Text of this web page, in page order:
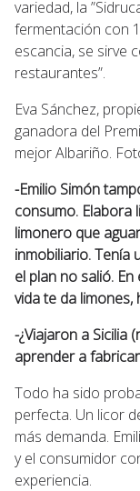
variedad, la
fermentación con
escancia, se sirve
restaurantes”.
Eva Sánchez,
ganadora del
mejor Albariño.
-Emilio Simón
consumo. Elabora
limonero que
inmobiliario. Tenía
el plan no salió.
vida te da limones,
-¿Viajaron a Sicilia
aprender a
Todo ha sido
perfecta. Un licor
más demanda.
y el consumidor
experiencia.